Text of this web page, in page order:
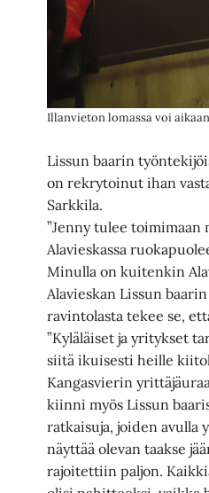
Illanvieton lomassa voi
Lissun baarin
on rekrytoinut ihan
Sarkkila.
”Jenny tulee
Alavieskassa
Minulla on kuitenkin
Alavieskan Lissun
ravintolasta tekee se,
”Kyläläiset ja yritykset
siitä ikuisesti heille
Kangasvierin
kiinni myös Lissun
ratkaisuja, joiden avulla
näyttää olevan taakse
rajoitettiin paljon.